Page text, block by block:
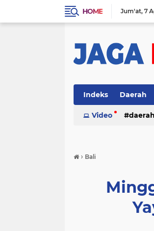
HOME Jum'at 7
Indeks Daerah
Video daerah
› Bali